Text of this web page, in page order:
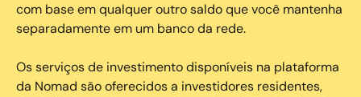
com base em qualquer outro saldo que você mantenha
separadamente em um banco da rede.
Os serviços de investimento disponíveis na plataforma
da Nomad são oferecidos a investidores residentes,